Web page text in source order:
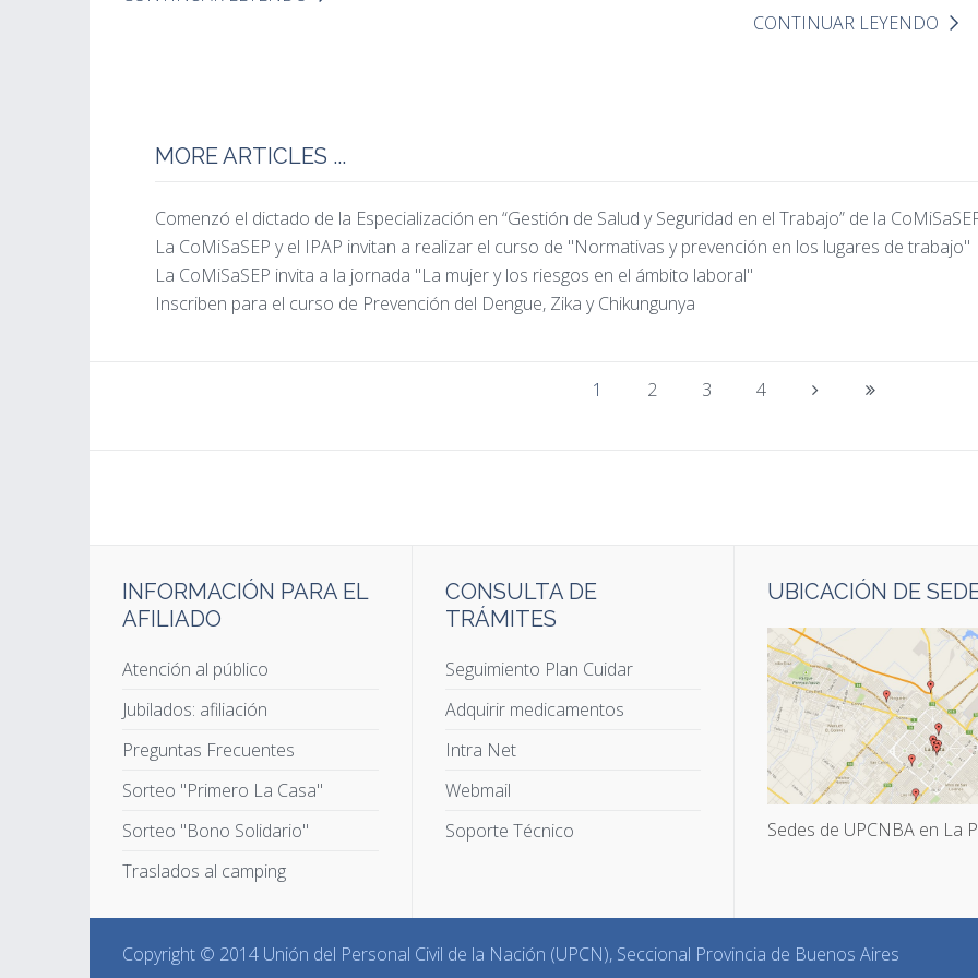
CONTINUAR LEYENDO
MORE ARTICLES ...
Comenzó el dictado de la Especialización en “Gestión de Salud y Seguridad en el Trabajo” de la
La CoMiSaSEP y el IPAP invitan a realizar el curso de "Normativas y prevención en los lugares de trabajo"
La CoMiSaSEP invita a la jornada "La mujer y los riesgos en el ámbito laboral"
Inscriben para el curso de Prevención del Dengue, Zika y Chikungunya
1 2 3 4
INFORMACIÓN PARA EL
AFILIADO
Atención al público
Jubilados: afiliación
Preguntas Frecuentes
Sorteo "Primero La Casa"
Sorteo "Bono Solidario"
Traslados al camping
CONSULTA DE
TRÁMITES
Seguimiento Plan Cuidar
Adquirir medicamentos
Intra Net
Webmail
Soporte Técnico
UBICACIÓN DE
Sedes de UPCNBA en La
Copyright © 2014 Unión del Personal Civil de la Nación (UPCN), Seccional Provincia de Buenos Aires